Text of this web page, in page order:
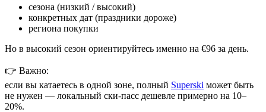
сезона (низкий / высокий)
конкретных дат (праздники дороже)
региона покупки
Но в высокий сезон ориентируйтесь именно на €96 за день.
👉 Важно:
если вы катаетесь в одной зоне, полный Superski может быть
не нужен — локальный ски-пасс дешевле примерно на 10–
20%.